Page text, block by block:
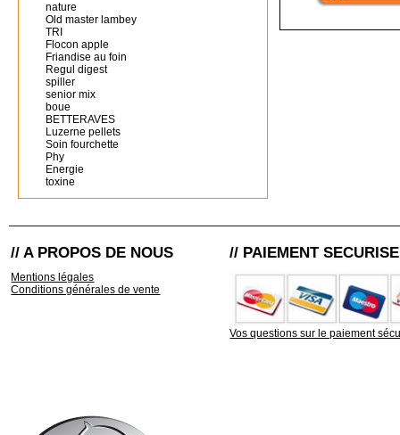
nature
Old master lambey
TRI
Flocon apple
Friandise au foin
Regul digest
spiller
senior mix
boue
BETTERAVES
Luzerne pellets
Soin fourchette
Phy
Energie
toxine
// A PROPOS DE NOUS
Mentions légales
Conditions générales de vente
// PAIEMENT SECURISE
Vos questions sur le paiement